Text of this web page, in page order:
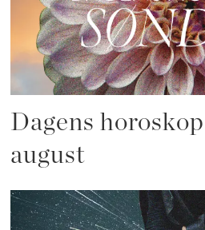
Dagens
august